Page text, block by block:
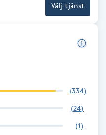
Välj tjänst
(334)
(24)
(1)